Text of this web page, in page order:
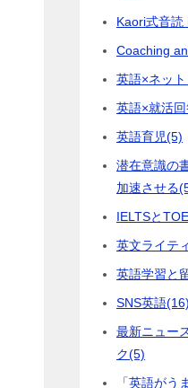
Kaori式音読
Coaching
英語×ネッ
英語×就活回
英語育児(5)
潜在意識の
加速させる
IELTSと
英文ライテ
英語学習と
SNS英語(16)
最新ニュー
ク(5)
「英語がう